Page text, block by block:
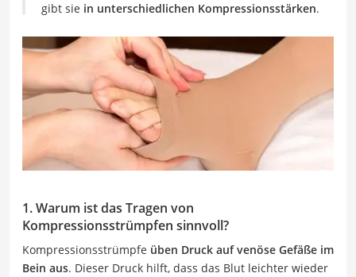
gibt sie in unterschiedlichen Kompressionsstärken.
1. Warum ist das Tragen von
Kompressionsstrümpfen sinnvoll?
Kompressionsstrümpfe üben Druck auf venöse Gefäße im
Bein aus. Dieser Druck hilft, dass das Blut leichter wieder